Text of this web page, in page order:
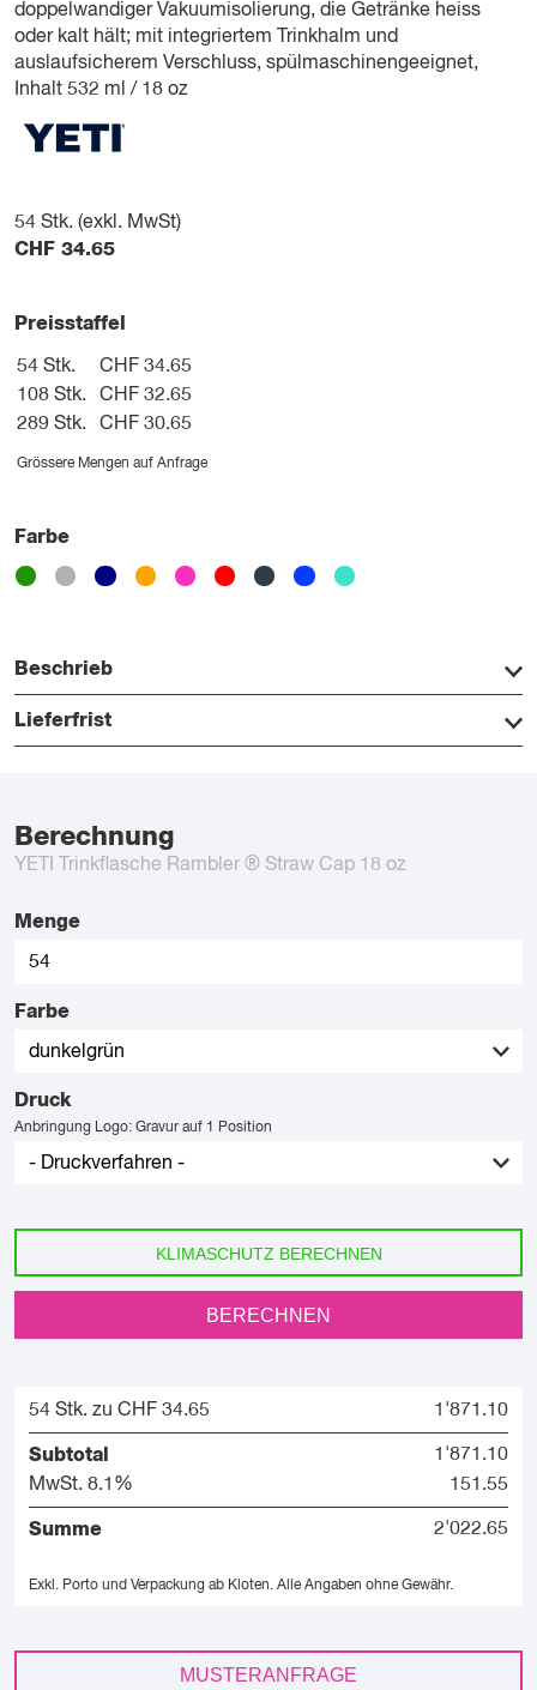
doppelwandiger Vakuumisolierung, die Getränke heiss
oder kalt hält; mit integriertem Trinkhalm und
auslaufsicherem Verschluss, spülmaschinengeeignet,
Inhalt 532 ml / 18 oz
54 Stk. (exkl. MwSt)
CHF 34.65
Preisstaffel
54 Stk.
CHF 34.65
108 Stk.
CHF 32.65
289 Stk.
CHF 30.65
Grössere Mengen auf Anfrage
Farbe
Beschrieb
Lieferfrist
Berechnung
YETI Trinkflasche Rambler ® Straw Cap 18 oz
Menge
Farbe
Druck
Anbringung Logo: Gravur auf 1 Position
KLIMASCHUTZ BERECHNEN
BERECHNEN
54 Stk. zu CHF 34.65 1'871.10
Subtotal
1'871.10
MwSt. 8.1%
151.55
Summe 2'022.65
Exkl. Porto und Verpackung ab Kloten. Alle Angaben ohne Gewähr.
MUSTERANFRAGE